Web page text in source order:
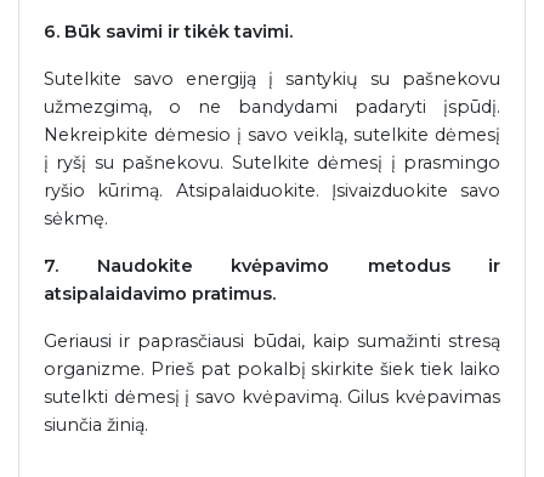
6. Būk savimi ir tikėk tavimi.
Sutelkite savo energiją į santykių su pašnekovu
užmezgimą, o ne bandydami padaryti įspūdį.
Nekreipkite dėmesio į savo veiklą, sutelkite dėmesį
į ryšį su pašnekovu. Sutelkite dėmesį į prasmingo
ryšio kūrimą. Atsipalaiduokite. Įsivaizduokite savo
sėkmę.
7. Naudokite kvėpavimo metodus ir
atsipalaidavimo pratimus.
Geriausi ir paprasčiausi būdai, kaip sumažinti stresą
organizme. Prieš pat pokalbį skirkite šiek tiek laiko
sutelkti dėmesį į savo kvėpavimą. Gilus kvėpavimas
siunčia žinią.